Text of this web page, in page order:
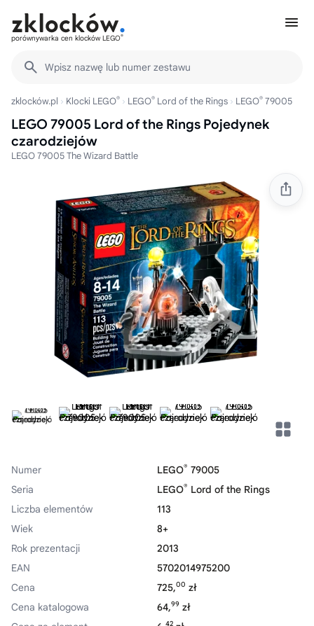
porównywarka cen klocków LEGO®
Wpisz nazwę lub numer zestawu
zklocków.pl Klocki LEGO® LEGO® Lord of the Rings LEGO® 79005
LEGO 79005 Lord of the Rings Pojedynek
czarodziejów
LEGO 79005 The Wizard Battle
Numer LEGO® 79005
Seria
LEGO® Lord of the Rings
Liczba elementów
113
Wiek
8+
Rok prezentacji
2013
EAN
5702014975200
Cena
725,00 zł
Cena katalogowa
64,99 zł
42